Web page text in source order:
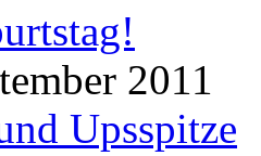
2011
Upsspitze